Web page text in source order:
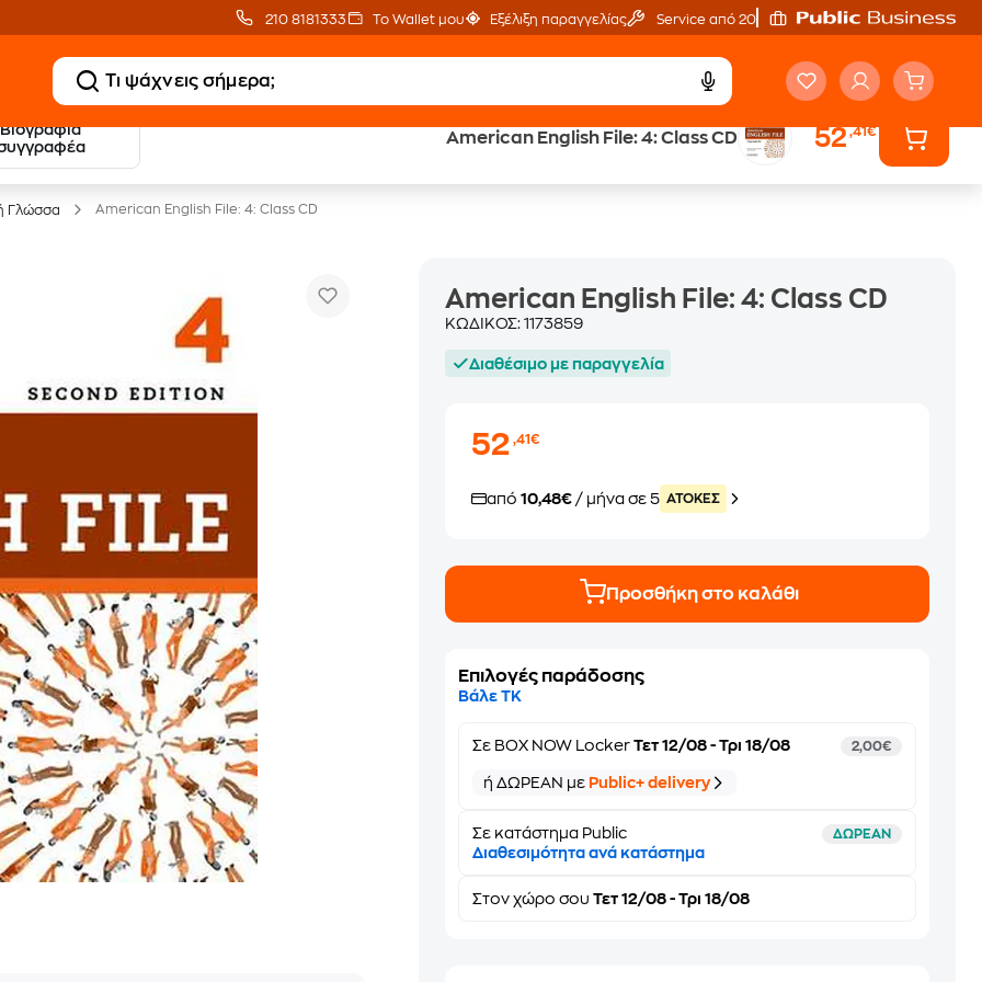
210 8181333 Το Wallet μου Εξέλιξη παραγγελίας Service από 20'
Βιογραφία
American English File: 4: Class CD 52,41€
20 € Public επιστροφή
με Snappi
Δωρεάν Μεταφορικά Έλα στον κόσμο
Γλώσσα American English File: 4: Class CD
American English File: 4: Class CD
ΚΩΔΙΚΟΣ:1173859
Διαθέσιμο με παραγγελία
52,41€
από10,48€ / μήνα σε 5 ATOKEΣ
Προσθήκη στο καλάθι
Επιλογές παράδοσης
Βάλε ΤΚ
Σε BOX NOW Locker Τετ 12/08 - Τρι 18/08 2,00€
ή ΔΩΡΕΑΝ με Public+ delivery
Σε κατάστημα Public ΔΩΡΕΑΝ
Διαθεσιμότητα ανά κατάστημα
Στονχώρο σου Τετ 12/08 - Τρι 18/08